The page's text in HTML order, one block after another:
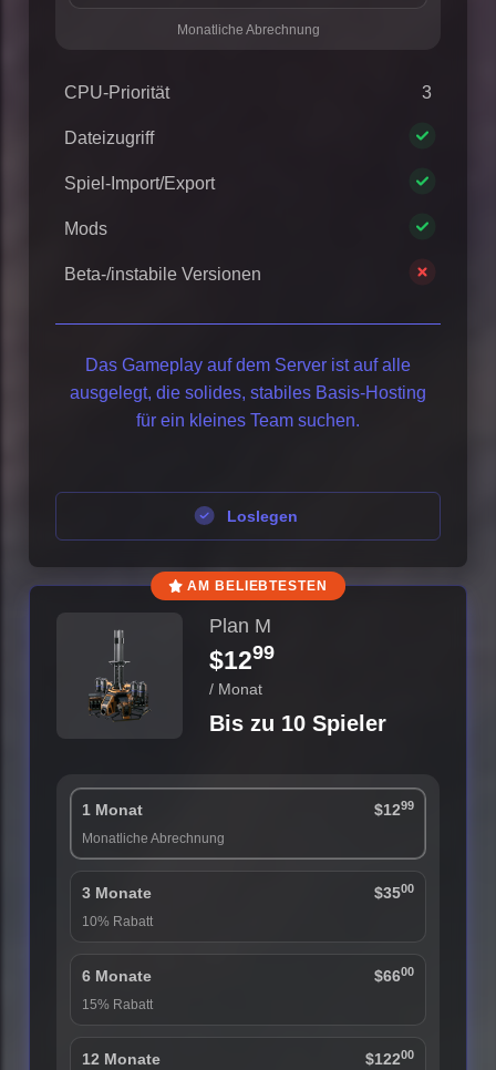
Monatliche Abrechnung
CPU-Priorität 3
Dateizugriff
Spiel-Import/Export
Mods
Beta-/instabile Versionen
Das Gameplay auf dem Server ist auf alle
ausgelegt, die solides, stabiles Basis-Hosting
für ein kleines Team suchen.
Loslegen
AM BELIEBTESTEN
Plan M
$1299
/ Monat
Bis zu 10 Spieler
1 Monat $1299
Monatliche Abrechnung
3 Monate $3500
10% Rabatt
6 Monate $6600
15% Rabatt
12 Monate $12200